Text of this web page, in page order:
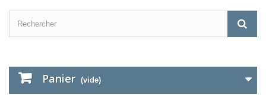
Panier (vide)